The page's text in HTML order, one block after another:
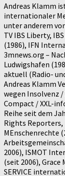
Andreas Klamm
internationaler
unter anderem
TV IBS Liberty,
(1986), IFN
3mnews.org –
Ludwigshafen
aktuell (Radio-
Andreas Klamm
wegen Insolvenz
Compact / XXL-
Reihe seit dem
Rights
MEnschenrechte
2006), ISMOT
(seit 2006), Grace
SERVICE